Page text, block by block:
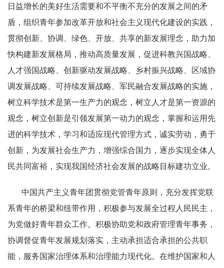
日益增长的美好生活需要和不平衡不充分的发展之间的矛
盾，组织青年参加改革开放和社会主义现代化建设的实践，
贯彻创新、协调、绿色、开放、共享的新发展理念，助力加
快构建新发展格局，推动高质量发展，促进科教兴国战略、
人才强国战略、创新驱动发展战略、乡村振兴战略、区域协
调发展战略、可持续发展战略、军民融合发展战略的实施，
树立科学技术是第一生产力的观念，树立人才是第一资源的
观念，树立创新是引领发展第一动力的观念，掌握和运用先
进的科学技术，学习和适应现代管理方式，诚实劳动，勇于
创新，为发展社会生产力，增强综合国力，逐步实现全体人
民共同富裕，实现我国经济社会发展的战略目标建功立业。
中国共产主义青年团贯彻党管青年原则，充分发挥党联
系青年的桥梁和纽带作用，积极参与发展全过程人民民主，
为党做好青年群众工作。积极协助党和政府管理青年事务，
协调督促青年发展规划落实，主动承担适合承担的公共职
能，服务国家治理体系和治理能力现代化。在维护国家和人